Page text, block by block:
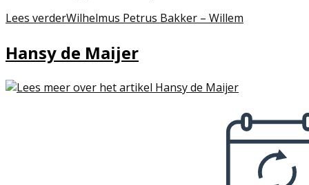
Lees verderWilhelmus Petrus Bakker – Willem
Hansy de Maijer